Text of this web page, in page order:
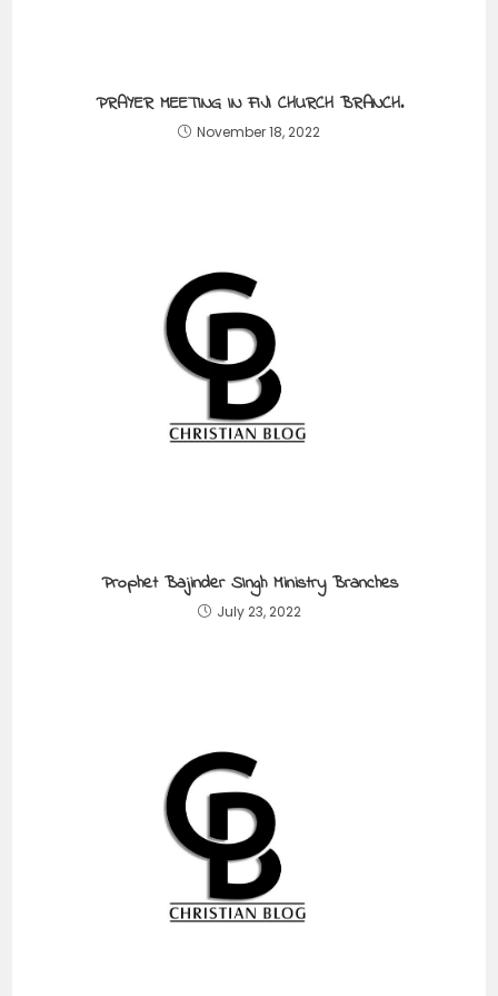
PRAYER MEETING IN FIJI CHURCH BRANCH.
November 18, 2022
Prophet Bajinder SIngh Ministry Branches
July 23, 2022